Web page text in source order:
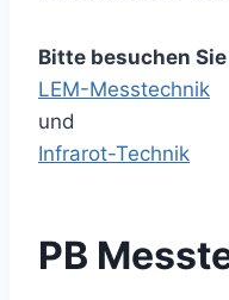
Bitte besuchen
LEM-Messtechnik
und
Infrarot-Technik
PB